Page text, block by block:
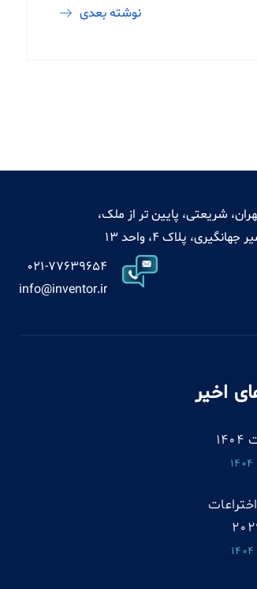
نوشته بعدی
شریعتی، پایین تر از ملک،
جهانگیری، پلاک 4، واحد 13
021-77639654
info@inventor.ir
اخیر